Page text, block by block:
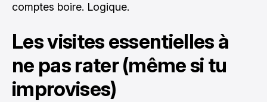
comptes boire. Logique.
Les visites essentielles à
ne pas rater (même si tu
improvises)